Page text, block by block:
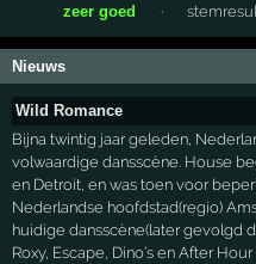
zeer goed
·
Nieuws
Wild Romance
Bijna twintig jaar geleden,
volwaardige dansscène. House
en Detroit, en was toen voor
Nederlandse hoofdstad(regio)
huidige dansscène(later gevolgd
Roxy, Escape, Dino’s en After